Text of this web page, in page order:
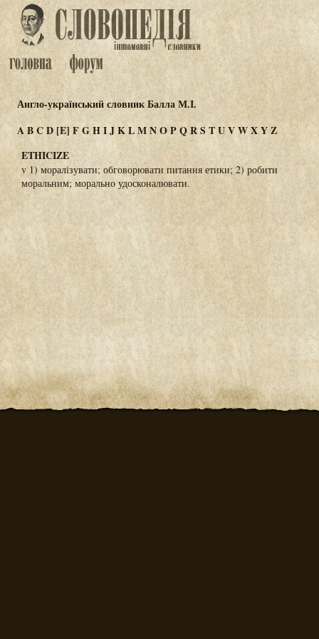
Англо-український словник Балла М.І.
ABCD[E] FGHIJKLMNOPQRSTUVWXYZ
ETHICIZE
v 1) моралізувати; обговорювати питання етики; 2) робити
моральним; морально удосконалювати.